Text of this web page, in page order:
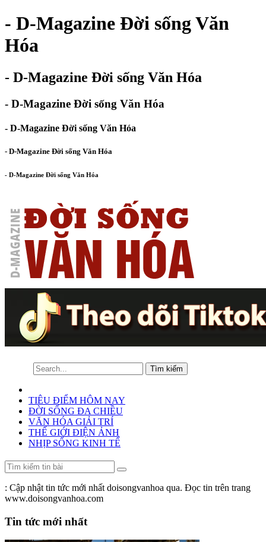
- D-Magazine Đời sống Văn
Hóa
- D-Magazine Đời sống Văn Hóa
- D-Magazine Đời sống Văn Hóa
- D-Magazine Đời sống Văn Hóa
- D-Magazine Đời sống Văn Hóa
- D-Magazine Đời sống Văn Hóa
TIÊU ĐIỂM HÔM NAY
ĐỜI SỐNG ĐA CHIỀU
VĂN HÓA GIẢI TRÍ
THẾ GIỚI ĐIỆN ẢNH
NHỊP SỐNG KINH TẾ
: Cập nhật tin tức mới nhất doisongvanhoa qua. Đọc tin trên trang
www.doisongvanhoa.com
Tin tức mới nhất